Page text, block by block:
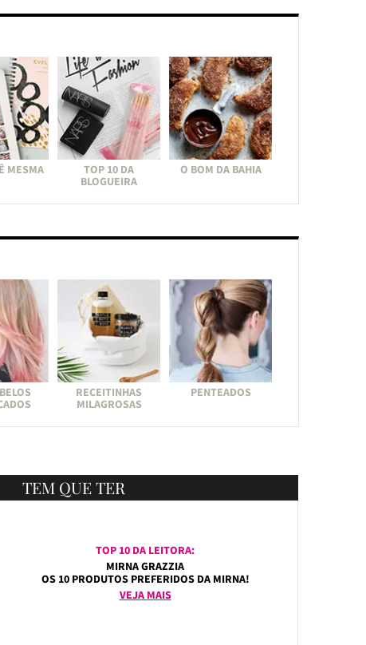
MESMA
TOP 10 DA
BLOGUEIRA
O BOM DA BAHIA
RECEITINHAS
MILAGROSAS
PENTEADOS
TEM QUE TER
TOP 10 DA LEITORA:
MIRNA GRAZZIA
OS 10 PRODUTOS PREFERIDOS DA MIRNA!
VEJA MAIS